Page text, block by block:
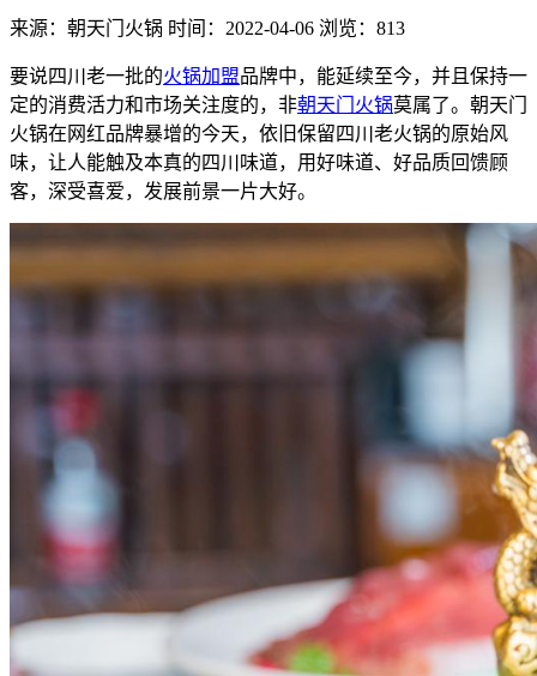
来源：朝天门火锅 时间：2022-04-06 浏览：813
要说四川老一批的火锅加盟品牌中，能延续至今，并且保持一
定的消费活力和市场关注度的，非朝天门火锅莫属了。朝天门
火锅在网红品牌暴增的今天，依旧保留四川老火锅的原始风
味，让人能触及本真的四川味道，用好味道、好品质回馈顾
客，深受喜爱，发展前景一片大好。